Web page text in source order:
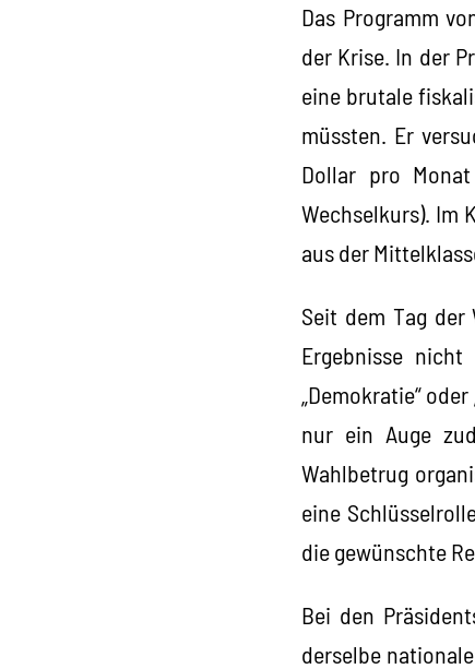
Das Programm
der Krise. In der
eine brutale
müssten. Er
Dollar pro
Wechselkurs). Im
aus der
Seit dem Tag der
Ergebnisse
„Demokratie“
nur ein Auge
Wahlbetrug
eine
die gewünschte
Bei den
derselbe